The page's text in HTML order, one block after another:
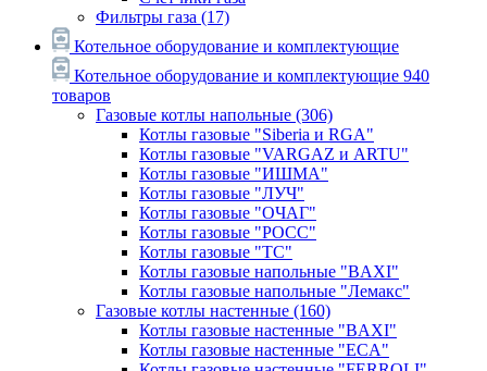
Фильтры газа (17)
Котельное оборудование и комплектующие
Котельное оборудование и комплектующие 940
товаров
Газовые котлы напольные (306)
Котлы газовые "Siberia и RGA"
Котлы газовые "VARGAZ и ARTU"
Котлы газовые "ИШМА"
Котлы газовые "ЛУЧ"
Котлы газовые "ОЧАГ"
Котлы газовые "РОСС"
Котлы газовые "ТС"
Котлы газовые напольные "BAXI"
Котлы газовые напольные "Лемакс"
Газовые котлы настенные (160)
Котлы газовые настенные "BAXI"
Котлы газовые настенные "ECA"